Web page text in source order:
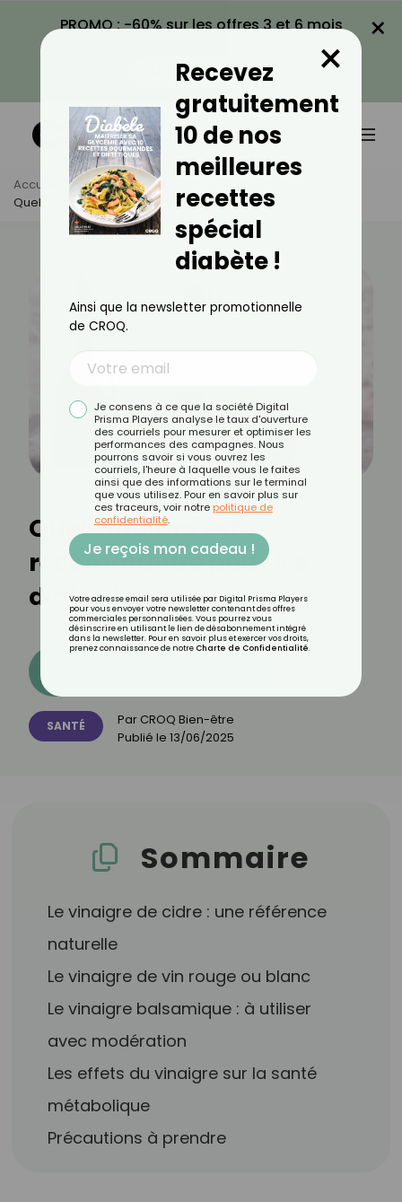
PROMO : -60% sur les offres 3 et 6 mois
VOIR LA PROMO
×
Accueil Actus
Santé
Quel Vinaigre Est Recommandé Pour Les Diabétiques ?
Quel vinaigre est
recommandé pour les
diabétiques ?
SANTÉ Par CROQ Bien-être
Publié le 13/06/2025
Sommaire
Le vinaigre de cidre : une référence
naturelle
Le vinaigre de vin rouge ou blanc
Le vinaigre balsamique : à utiliser
avec modération
Les effets du vinaigre sur la santé
métabolique
Précautions à prendre
Recevez
gratuitement
10 de nos
meilleures
recettes
spécial
diabète !
×
Ainsi que la newsletter promotionnelle
de CROQ.
Je consens à ce que la société Digital
Prisma Players analyse le taux d'ouverture
des courriels pour mesurer et optimiser les
performances des campagnes. Nous
pourrons savoir si vous ouvrez les
courriels, l'heure à laquelle vous le faites
ainsi que des informations sur le terminal
que vous utilisez. Pour en savoir plus sur
ces traceurs, voir notre politique de
confidentialité.
Je reçois mon cadeau !
Votre adresse email sera utilisée par Digital Prisma Players
pour vous envoyer votre newsletter contenant des offres
commerciales personnalisées. Vous pourrez vous
désinscrire en utilisant le lien de désabonnement intégré
dans la newsletter. Pour en savoir plus et exercer vos droits,
prenez connaissance de notre Charte de Confidentialité.